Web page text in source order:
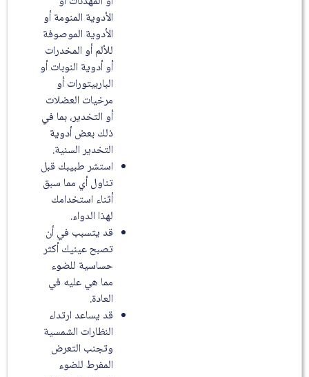
الأدوية المنومة أو
الأدوية الموصوفة
للألم أو المخدرات
أو أدوية النوبات أو
الباربيتورات أو
مرخيات العضلات
أو التخدير، بما في
ذلك بعض أدوية
التخدير السنية.
استشر طبيبك قبل
تناول أي مما سبق
أثناء استخدامك
لهذا الدواء.
قد يتسبب في أن
تصبح عينيك أكثر
حساسية للضوء
مما هي عليه في
العادة.
قد يساعد ارتداء
النظارات الشمسية
وتجنب التعرض
المفرط للضوء